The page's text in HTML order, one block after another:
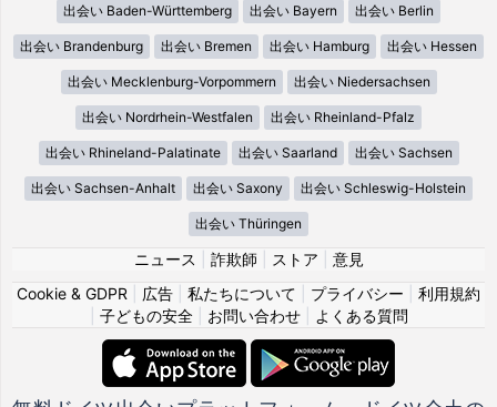
出会い Baden-Württemberg 出会い Bayern 出会い Berlin
出会い Brandenburg 出会い Bremen 出会い Hamburg 出会い Hessen
出会い Mecklenburg-Vorpommern 出会い Niedersachsen
出会い Nordrhein-Westfalen 出会い Rheinland-Pfalz
出会い Rhineland-Palatinate 出会い Saarland 出会い Sachsen
出会い Sachsen-Anhalt 出会い Saxony 出会い Schleswig-Holstein
出会い Thüringen
ニュース 詐欺師 ストア
意見
Cookie & GDPR
広告 私たちについて プライバシー
利用規約
子どもの安全| お問い合わせ| よくある質問